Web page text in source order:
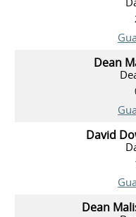
Dean
David
Dean